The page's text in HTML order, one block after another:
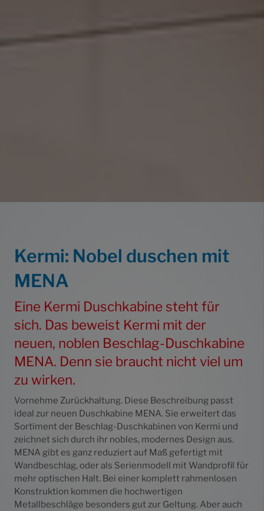
Kermi: Nobel duschen mit
MENA
Eine Kermi Duschkabine steht für
sich. Das beweist Kermi mit der
neuen, noblen Beschlag-Duschkabine
MENA. Denn sie braucht nicht viel um
zu wirken.
Vornehme Zurückhaltung. Diese Beschreibung passt
ideal zur neuen Duschkabine MENA. Sie erweitert das
Sortiment der Beschlag-Duschkabinen von Kermi und
zeichnet sich durch ihr nobles, modernes Design aus.
MENA gibt es ganz reduziert auf Maß gefertigt mit
Wandbeschlag, oder als Serienmodell mit Wandprofil für
mehr optischen Halt. Bei einer komplett rahmenlosen
Konstruktion kommen die hochwertigen
Metallbeschläge besonders gut zur Geltung. Aber auch